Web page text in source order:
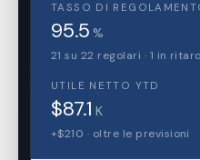
TASSO DI
95.5 %
21 su 22 regolari · 1 in
UTILE NETTO YTD
$87.1 K
+$210 · oltre le previsioni